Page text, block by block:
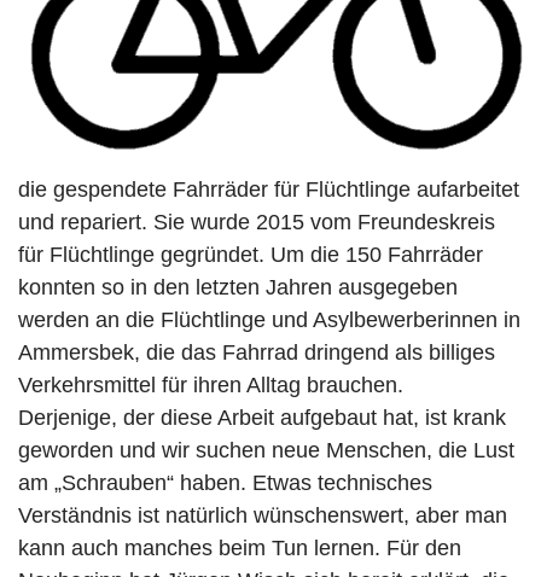
die gespendete Fahrräder für Flüchtlinge aufarbeitet
und repariert. Sie wurde 2015 vom Freundeskreis
für Flüchtlinge gegründet. Um die 150 Fahrräder
konnten so in den letzten Jahren ausgegeben
werden an die Flüchtlinge und Asylbewerberinnen in
Ammersbek, die das Fahrrad dringend als billiges
Verkehrsmittel für ihren Alltag brauchen.
Derjenige, der diese Arbeit aufgebaut hat, ist krank
geworden und wir suchen neue Menschen, die Lust
am „Schrauben“ haben. Etwas technisches
Verständnis ist natürlich wünschenswert, aber man
kann auch manches beim Tun lernen. Für den